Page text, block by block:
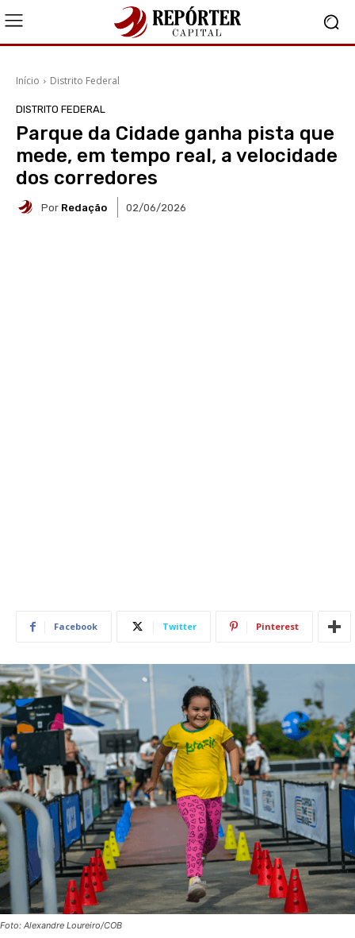
Início Distrito Federal
DISTRITO FEDERAL
Parque da Cidade ganha pista que
mede, em tempo real, a velocidade
dos corredores
Por Redação 02/06/2026
Facebook Twitter Pinterest
Foto: Alexandre Loureiro/COB